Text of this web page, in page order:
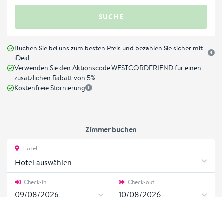
SUCHE
Buchen Sie bei uns zum besten Preis und bezahlen Sie sicher mit
iDeal.
Verwenden Sie den Aktionscode WESTCORDFRIEND für einen
zusätzlichen Rabatt von 5%
Kostenfreie Stornierung
Zimmer buchen
Hotel
Hotel auswählen
Check-in Check-out